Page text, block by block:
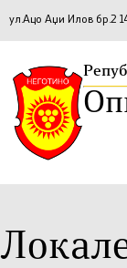
ул.Ацо Аџи Илов бр.2